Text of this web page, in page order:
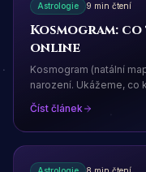
Astrologie 9 min čtení
Kosmogram:
online
Kosmogram (natální
narození. Ukážeme, co
Číst článek